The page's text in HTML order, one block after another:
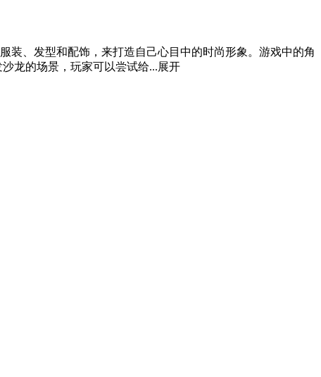
装、发型和配饰，来打造自己心目中的时尚形象。游戏中的角
龙的场景，玩家可以尝试给...展开